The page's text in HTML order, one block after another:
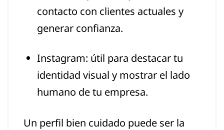
contacto con clientes actuales y
generar confianza.
Instagram: útil para destacar tu
identidad visual y mostrar el lado
humano de tu empresa.
Un perfil bien cuidado puede ser la